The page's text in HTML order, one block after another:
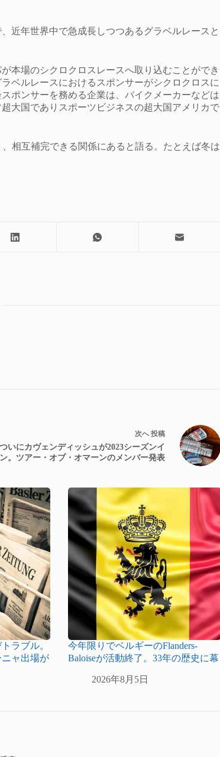
近年世界中で急成長しつつあるグラベルレースと
本場のシクロクロスレースへ取り込むことができ
ベルレースにおけるスポンサーがシクロクロスに
ポンサーを務める企業は、バイクメーカーなどは
大国でありスポーツビジネスの超大国アメリカで
相互補完できる関係にあると語る。たとえば冬は
次へ投稿
ついにカヴェンディッシュが2023シーズンイ
ン。ツアー・オブ・オマーンのメンバー発表
ラブル。
ャ出場が
今年限りでベルギーのFlanders-
Baloiseが活動終了。33年の歴史に幕
2026年8月5日